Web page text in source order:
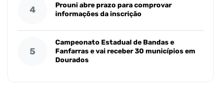
4
Prouni abre prazo para comprovar
informações da inscrição
5
Campeonato Estadual de Bandas e
Fanfarras e vai receber 30 municípios em
Dourados